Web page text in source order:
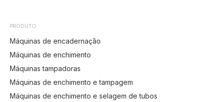
PRODUTO
Máquinas de encadernação
Máquinas de enchimento
Máquinas tampadoras
Máquinas de enchimento e tampagem
Máquinas de enchimento e selagem de tubos